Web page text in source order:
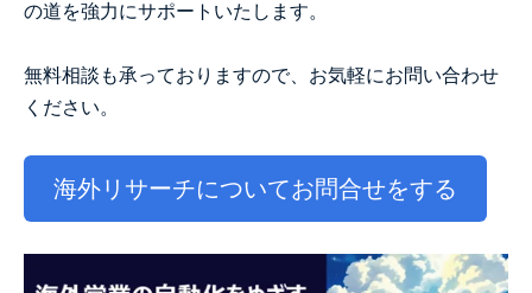
の道を強力にサポートいたします。
無料相談も承っておりますので、お気軽にお問い合わせ
ください。
海外リサーチについてお問合せをする